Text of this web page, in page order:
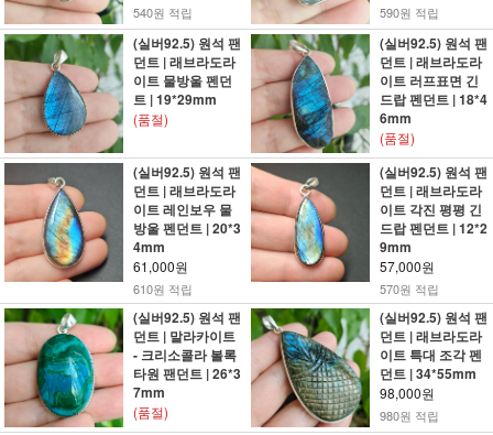
540원 적립 590원 적립
(실버92.5) 원석 팬
던트 | 래브라도라
이트 물방울 펜던
트 | 19*29mm
(품절)
(실버92.5) 원석 팬
던트 | 래브라도라
이트 러프표면 긴
드랍 펜던트 | 18*4
6mm
(품절)
(실버92.5) 원석 팬
던트 | 래브라도라
이트 레인보우 물
방울 펜던트 | 20*3
4mm
61,000원
610원 적립
(실버92.5) 원석 팬
던트 | 래브라도라
이트 각진 평평 긴
드랍 펜던트 | 12*2
9mm
57,000원
570원 적립
(실버92.5) 원석 팬
던트 | 말라카이트
- 크리소콜라 볼록
타원 팬던트 | 26*3
7mm
(품절)
(실버92.5) 원석 팬
던트 | 래브라도라
이트 특대 조각 펜
던트 | 34*55mm
98,000원
980원 적립